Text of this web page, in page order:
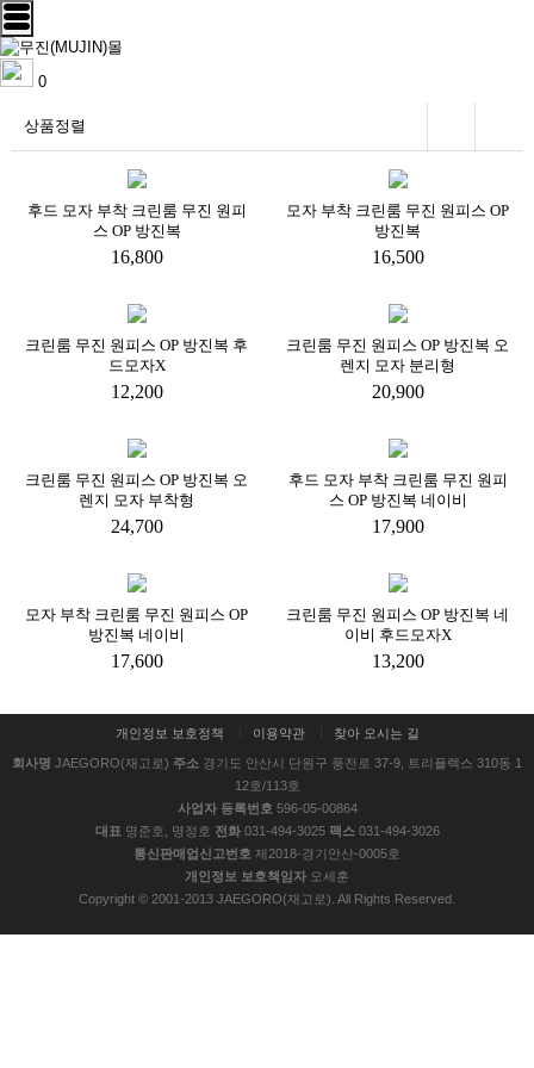
0
상품정렬
후드 모자 부착 크린룸 무진 원피
스 OP 방진복
16,800
모자 부착 크린룸 무진 원피스 OP
방진복
16,500
크린룸 무진 원피스 OP 방진복 후
드모자X
12,200
크린룸 무진 원피스 OP 방진복 오
렌지 모자 분리형
20,900
크린룸 무진 원피스 OP 방진복 오
렌지 모자 부착형
24,700
후드 모자 부착 크린룸 무진 원피
스 OP 방진복 네이비
17,900
모자 부착 크린룸 무진 원피스 OP
방진복 네이비
17,600
크린룸 무진 원피스 OP 방진복 네
이비 후드모자X
13,200
개인정보 보호정책 이용약관 찾아 오시는 길
회사명 JAEGORO(재고로) 주소 경기도 안산시 단원구 풍전로 37-9, 트리플렉스 310동 1
12호/113호
사업자 등록번호 596-05-00864
대표 명준호, 명정호 전화031-494-3025 팩스031-494-3026
통신판매업신고번호 제2018-경기안산-0005호
개인정보 보호책임자 오세훈
Copyright © 2001-2013 JAEGORO(재고로). All Rights Reserved.